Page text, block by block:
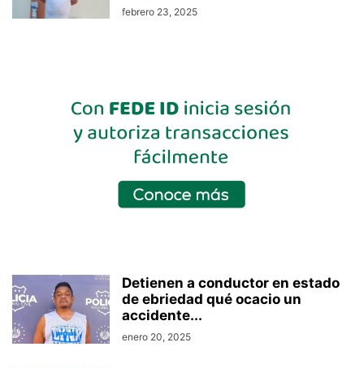
febrero 23, 2025
Detienen a conductor en estado
de ebriedad qué ocacio un
accidente...
enero 20, 2025